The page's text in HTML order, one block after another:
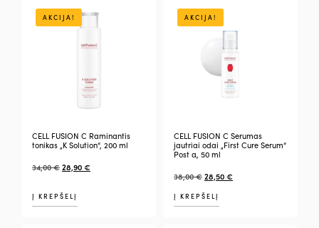
AKCIJA!
CELL FUSION C Raminantis
tonikas „K Solution“, 200 ml
34,00€28,90€
Į KREPŠELĮ
AKCIJA!
CELL FUSION C Serumas
jautriai odai „First Cure Serum“
Post α, 50 ml
38,00€28,50€
Į KREPŠELĮ